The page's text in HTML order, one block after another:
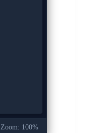
Zoom: 100%